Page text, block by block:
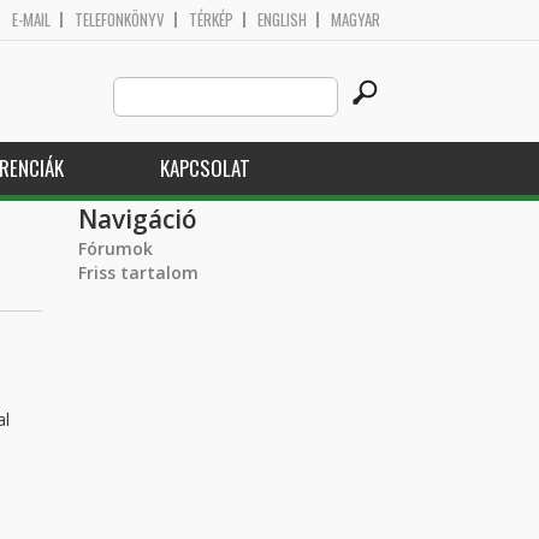
E-MAIL TELEFONKÖNYV TÉRKÉP ENGLISH MAGYAR
Search
this
site
KAPCSOLAT
Navigáció
Fórumok
Friss tartalom